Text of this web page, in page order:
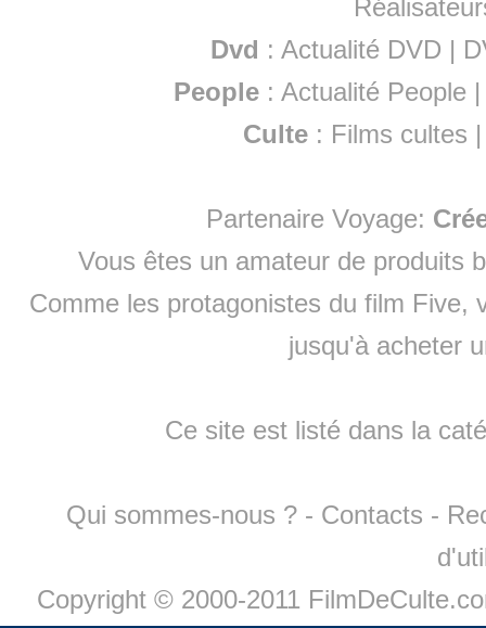
Dvd : Actualité DVD |
People :Actualité People
Culte : Films cultes
Partenaire Voyage:
Vous êtes un amateur de produits
Comme les protagonistes du film Five,
jusqu'à acheter
Ce site est listé dans la
Qui sommes-nous ? - Contacts -
Copyright © 2000-2011